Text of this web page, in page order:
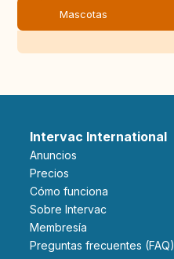
Mascotas
Intervac International
Anuncios
Precios
Cómo funciona
Sobre Intervac
Membresía
Preguntas frecuentes (FAQ)